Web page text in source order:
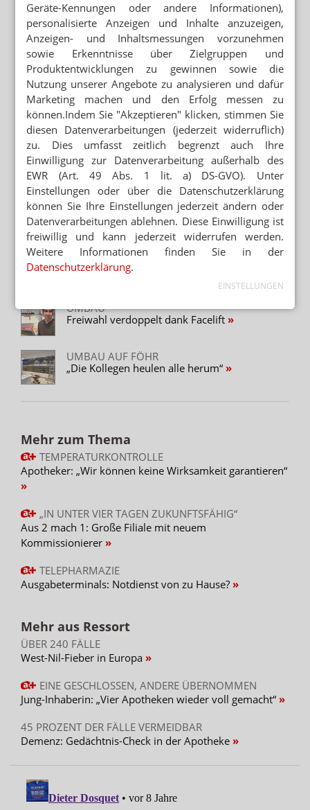
Geräte-Kennungen oder andere Informationen),
personalisierte Anzeigen und Inhalte anzuzeigen,
Anzeigen- und Inhaltsmessungen vorzunehmen
sowie Erkenntnisse über Zielgruppen und
Produktentwicklungen zu gewinnen sowie die
Nutzung unserer Angebote zu analysieren und dafür
Marketing machen und den Erfolg messen zu
können.Indem Sie "Akzeptieren" klicken, stimmen Sie
diesen Datenverarbeitungen (jederzeit widerruflich)
zu. Dies umfasst zeitlich begrenzt auch Ihre
Einwilligung zur Datenverarbeitung außerhalb des
EWR (Art. 49 Abs. 1 lit. a) DS-GVO). Unter
Einstellungen oder über die Datenschutzerklärung
können Sie Ihre Einstellungen jederzeit ändern oder
Datenverarbeitungen ablehnen. Diese Einwilligung ist
freiwillig und kann jederzeit widerrufen werden.
Weitere Informationen finden Sie in der
Datenschutzerklärung.
EINSTELLUNGEN
APOCHECK
Gut beraten im Weltkulturerbe
„WIR BAUEN EIN BÜHNENBILD“
Apotheken-Architekt: Eine homöopathische
Dosis Ironie
POTSDAM
Palais sucht Drive-in-Apotheker
APOCHECK
Löwen-Apotheke: Ein Laufsteg für die
Apothekerin
DESIGNER WERNER AISSLINGERS
SCHMUCKSTÜCK
Berlins schickste Apotheke eröffnet
APOCHECK
Glaskabinen statt HV-Tisch
UMBAU
Freiwahl verdoppelt dank Facelift
UMBAU AUF FÖHR
„Die Kollegen heulen alle herum“
Mehr zum Thema
TEMPERATURKONTROLLE
Apotheker: „Wir können keine Wirksamkeit garantieren“
„IN UNTER VIER TAGEN ZUKUNFTSFÄHIG“
Aus 2 mach 1: Große Filiale mit neuem
Kommissionierer
TELEPHARMAZIE
Ausgabeterminals: Notdienst von zu Hause?
Mehr aus Ressort
ÜBER 240 FÄLLE
West-Nil-Fieber in Europa
EINE GESCHLOSSEN, ANDERE ÜBERNOMMEN
Jung-Inhaberin: „Vier Apotheken wieder voll gemacht“
45 PROZENT DER FÄLLE VERMEIDBAR
Demenz: Gedächtnis-Check in der Apotheke